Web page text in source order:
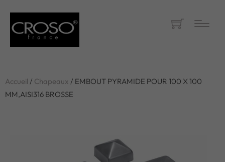
Accueil / Chapeaux / EMBOUT PYRAMIDE POUR 100 X 100
MM,AISI316 BROSSE